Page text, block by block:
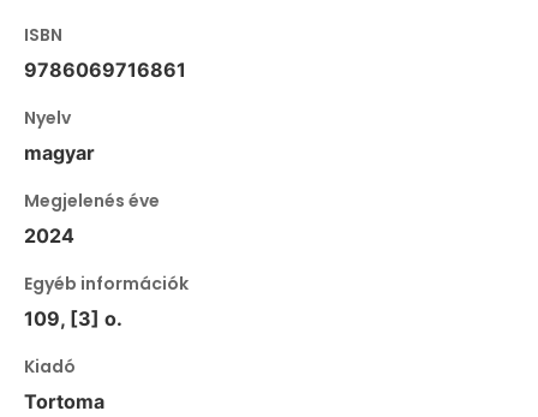
ISBN
9786069716861
Nyelv
magyar
Megjelenés éve
2024
Egyéb információk
109, [3] o.
Kiadó
Tortoma